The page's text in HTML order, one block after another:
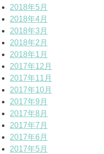
2018年5月
2018年4月
2018年3月
2018年2月
2018年1月
2017年12月
2017年11月
2017年10月
2017年9月
2017年8月
2017年7月
2017年6月
2017年5月